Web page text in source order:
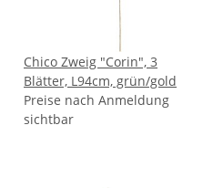
Chico Zweig "Corin", 3
Blätter, L94cm, grün/gold
Preise nach Anmeldung
sichtbar